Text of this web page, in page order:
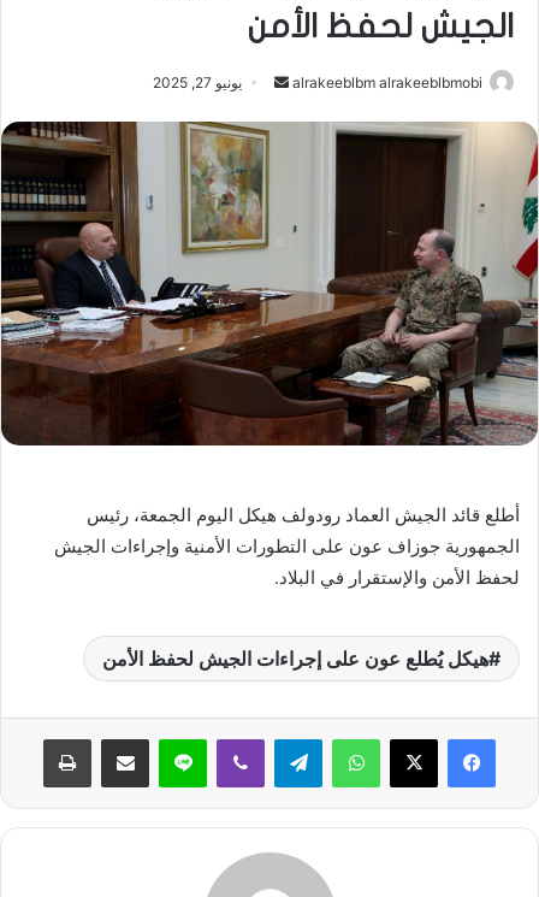
الجيش لحفظ الأمن
alrakeeblbm alrakeeblbmobi
أرسل
إلكترونيا
يونيو 27, 2025
أطلع قائد الجيش العماد رودولف هيكل اليوم الجمعة، رئيس
الجمهورية جوزاف عون على التطورات الأمنية وإجراءات الجيش
لحفظ الأمن والإستقرار في البلاد.
هيكل يُطلع عون على إجراءات الجيش لحفظ الأمن
واتساب تيلقرام ڤايبر لاين مشاركة عبر البريد طباعة